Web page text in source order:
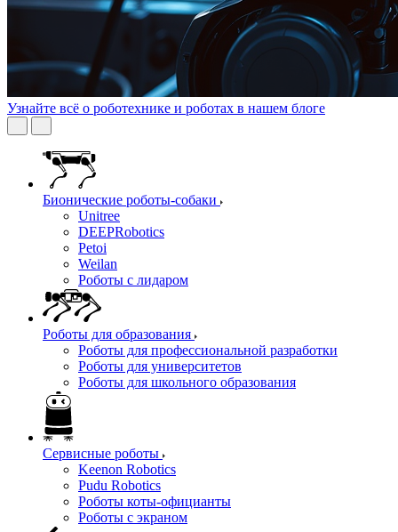
Узнайте всё о роботехнике и роботах в нашем блоге
Бионические роботы-собаки
Unitree
DEEPRobotics
Petoi
Weilan
Роботы с лидаром
Роботы для образования
Роботы для профессиональной разработки
Роботы для университетов
Роботы для школьного образования
Сервисные роботы
Keenon Robotics
Pudu Robotics
Роботы коты-официанты
Роботы с экраном